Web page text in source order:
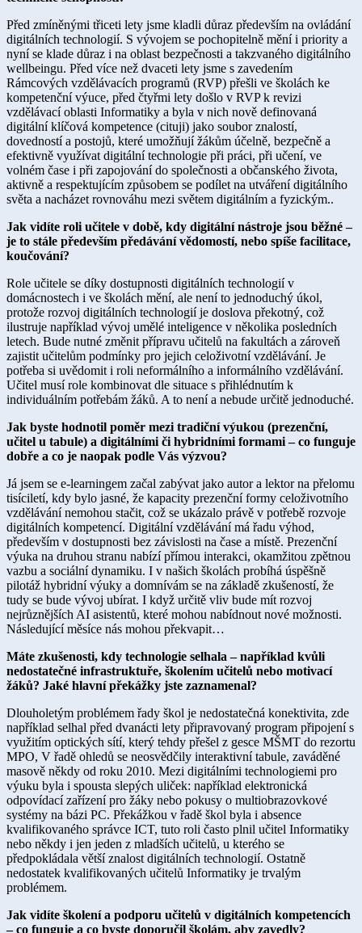
Před zmíněnými třiceti lety jsme kladli důraz především na ovládání
digitálních technologií. S vývojem se pochopitelně mění i priority a
nyní se klade důraz i na oblast bezpečnosti a takzvaného digitálního
wellbeingu. Před více než dvaceti lety jsme s zavedením
Rámcových vzdělávacích programů (RVP) přešli ve školách ke
kompetenční výuce, před čtyřmi lety došlo v RVP k revizi
vzdělávací oblasti Informatiky a byla v nich nově definovaná
digitální klíčová kompetence (cituji) jako soubor znalostí,
dovedností a postojů, které umožňují žákům účelně, bezpečně a
efektivně využívat digitální technologie při práci, při učení, ve
volném čase i při zapojování do společnosti a občanského života,
aktivně a respektujícím způsobem se podílet na utváření digitálního
světa a nacházet rovnováhu mezi světem digitálním a fyzickým..
Jak vidíte roli učitele v době, kdy digitální nástroje jsou běžné –
je to stále především předávání vědomostí, nebo spíše facilitace,
koučování?
Role učitele se díky dostupnosti digitálních technologií v
domácnostech i ve školách mění, ale není to jednoduchý úkol,
protože rozvoj digitálních technologií je doslova překotný, což
ilustruje například vývoj umělé inteligence v několika posledních
letech. Bude nutné změnit přípravu učitelů na fakultách a zároveň
zajistit učitelům podmínky pro jejich celoživotní vzdělávání. Je
potřeba si uvědomit i roli neformálního a informálního vzdělávání.
Učitel musí role kombinovat dle situace s přihlédnutím k
individuálním potřebám žáků. A to není a nebude určitě jednoduché.
Jak byste hodnotil poměr mezi tradiční výukou (prezenční,
učitel u tabule) a digitálními či hybridními formami – co funguje
dobře a co je naopak podle Vás výzvou?
Já jsem se e-learningem začal zabývat jako autor a lektor na přelomu
tisíciletí, kdy bylo jasné, že kapacity prezenční formy celoživotního
vzdělávání nemohou stačit, což se ukázalo právě v potřebě rozvoje
digitálních kompetencí. Digitální vzdělávání má řadu výhod,
především v dostupnosti bez závislosti na čase a místě. Prezenční
výuka na druhou stranu nabízí přímou interakci, okamžitou zpětnou
vazbu a sociální dynamiku. I v našich školách probíhá úspěšně
pilotáž hybridní výuky a domnívám se na základě zkušeností, že
tudy se bude vývoj ubírat. I když určitě vliv bude mít rozvoj
nejrůznějších AI asistentů, které mohou nabídnout nové možnosti.
Následující měsíce nás mohou překvapit…
Máte zkušenosti, kdy technologie selhala – například kvůli
nedostatečné infrastruktuře, školením učitelů nebo motivací
žáků? Jaké hlavní překážky jste zaznamenal?
Dlouholetým problémem řady škol je nedostatečná konektivita, zde
například selhal před dvanácti lety připravovaný program připojení s
využitím optických sítí, který tehdy přešel z gesce MŠMT do rezortu
MPO, V řadě ohledů se neosvědčily interaktivní tabule, zaváděné
masově někdy od roku 2010. Mezi digitálními technologiemi pro
výuku byla i spousta slepých uliček: například elektronická
odpovídací zařízení pro žáky nebo pokusy o multiobrazovkové
systémy na bázi PC. Překážkou v řadě škol byla i absence
kvalifikovaného správce ICT, tuto roli často plnil učitel Informatiky
nebo někdy i jen jeden z mladších učitelů, u kterého se
předpokládala větší znalost digitálních technologií. Ostatně
nedostatek kvalifikovaných učitelů Informatiky je trvalým
problémem.
Jak vidíte školení a podporu učitelů v digitálních kompetencích
– co funguje a co byste doporučil školám, aby zavedly?